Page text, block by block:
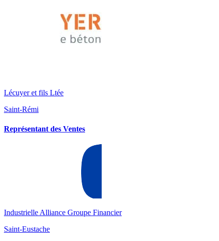
Lécuyer et fils Ltée
Saint-Rémi
Représentant des Ventes
Industrielle Alliance Groupe Financier
Saint-Eustache